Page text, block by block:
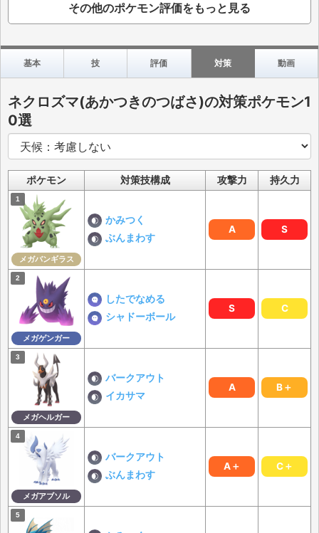
その他のポケモン評価をもっと見る
基本 技 評価 対策 動画
ネクロズマ(あかつきのつばさ)の対策ポケモン1
0選
ポケモン 対策技構成 攻撃力 持久力
メガバンギラス
かみつく
ぶんまわす
A S
メガゲンガー
したでなめる
シャドーボール
S C
メガヘルガー
バークアウト
イカサマ
A B＋
メガアブソル
バークアウト
ぶんまわす
A＋ C＋